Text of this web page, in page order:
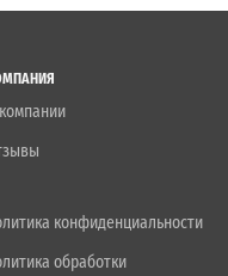
конфиденциальности
обработки